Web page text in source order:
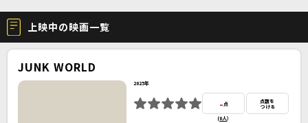
上映中の映画一覧
JUNK WORLD
2025年
- 点
(0人）
点数を
つける